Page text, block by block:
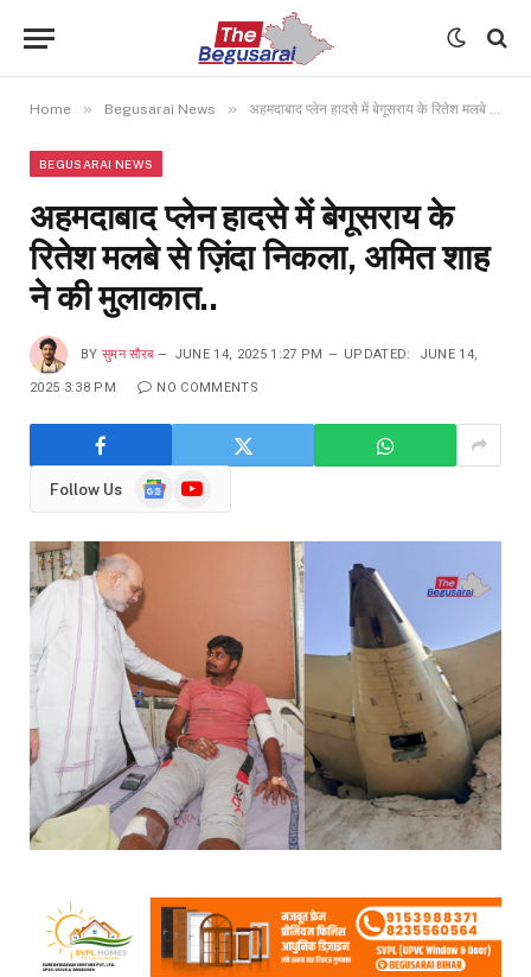
Home » Begusarai News » अहमदाबाद प्लेन हादसे में बेगूसराय के रितेश मलबे से ज़िंदा निकला, अमित शाह ने की मुलाकात..
BEGUSARAI NEWS
अहमदाबाद प्लेन हादसे में बेगूसराय के
रितेश मलबे से ज़िंदा निकला, अमित शाह
ने की मुलाकात..
BY सुमन सौरब JUNE 14, 2025 1:27 PM UPDATED: JUNE 14,
2025 3:38 PM NO COMMENTS
Follow Us
GoogleYouTube